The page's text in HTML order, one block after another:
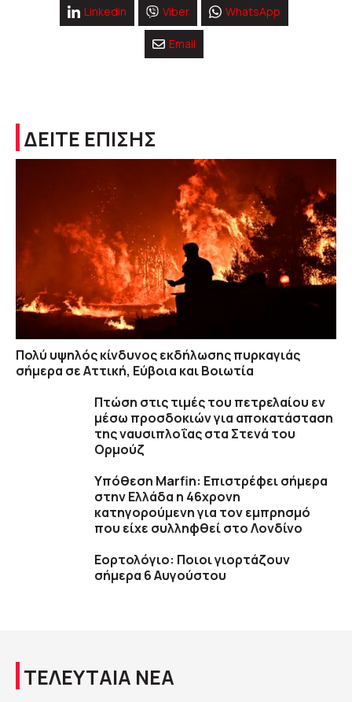
Linkedin Viber WhatsApp
Email
ΔΕΙΤΕ ΕΠΙΣΗΣ
Πολύ υψηλός κίνδυνος εκδήλωσης πυρκαγιάς
σήμερα σε Αττική, Εύβοια και Βοιωτία
Πτώση στις τιμές του πετρελαίου εν
μέσω προσδοκιών για αποκατάσταση
της ναυσιπλοΐας στα Στενά του
Ορμούζ
Υπόθεση Marfin: Επιστρέφει σήμερα
στην Ελλάδα η 46χρονη
κατηγορούμενη για τον εμπρησμό
που είχε συλληφθεί στο Λονδίνο
Εορτολόγιο: Ποιοι γιορτάζουν
σήμερα 6 Αυγούστου
ΤΕΛΕΥΤΑΙΑ ΝΕΑ